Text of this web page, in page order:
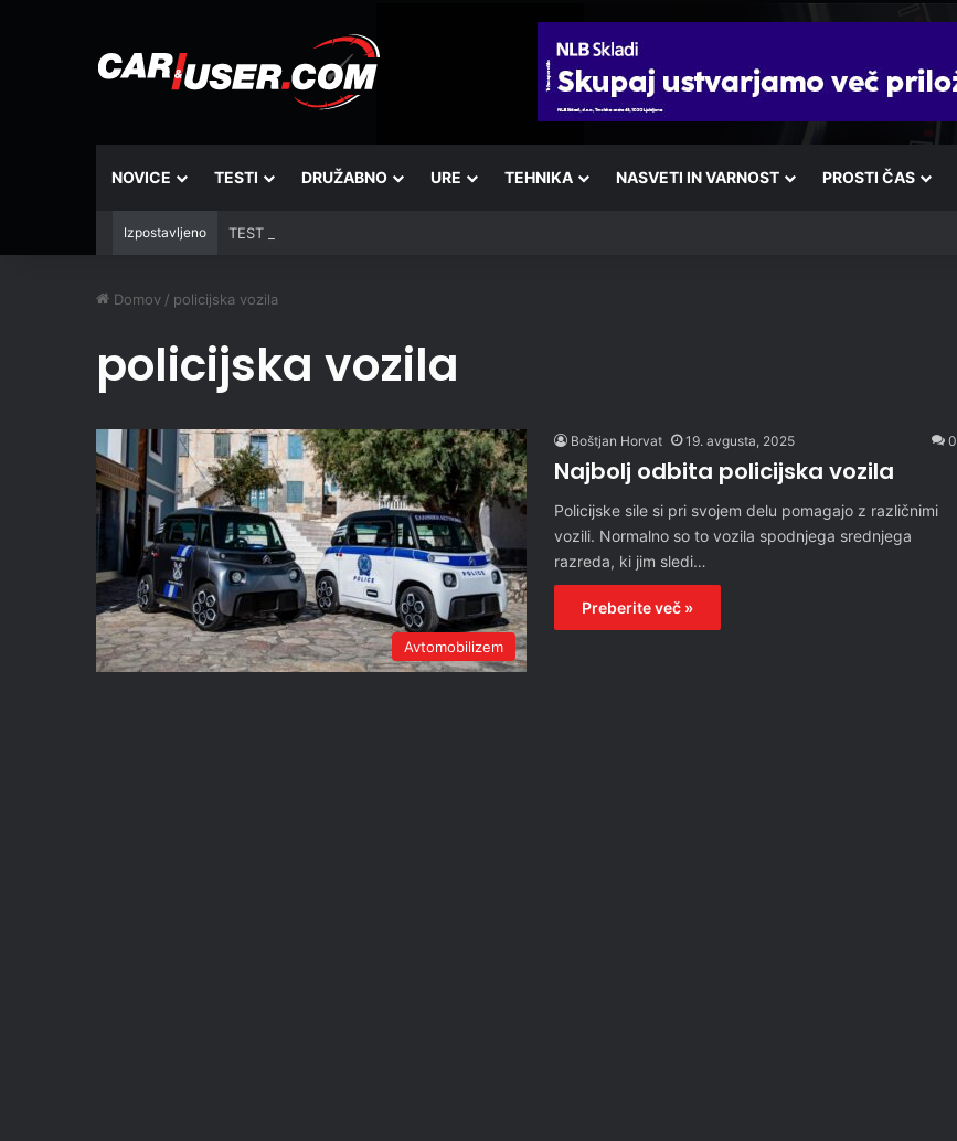
NOVICE TESTI DRUŽABNO URE TEHNIKA NASVETI IN VARNOST PROSTI ČAS
Izpostavljeno TEST - Tehnika: Vantrue JS3
Domov / policijska vozila
policijska vozila
Avtomobilizem
Boštjan Horvat 19. avgusta, 2025 0
Najbolj odbita policijska vozila
Policijske sile si pri svojem delu pomagajo z različnimi
vozili. Normalno so to vozila spodnjega srednjega
razreda, ki jim sledi…
Preberite več »